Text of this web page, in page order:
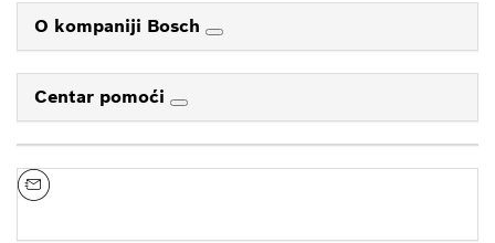
O kompaniji Bosch
Centar pomoći